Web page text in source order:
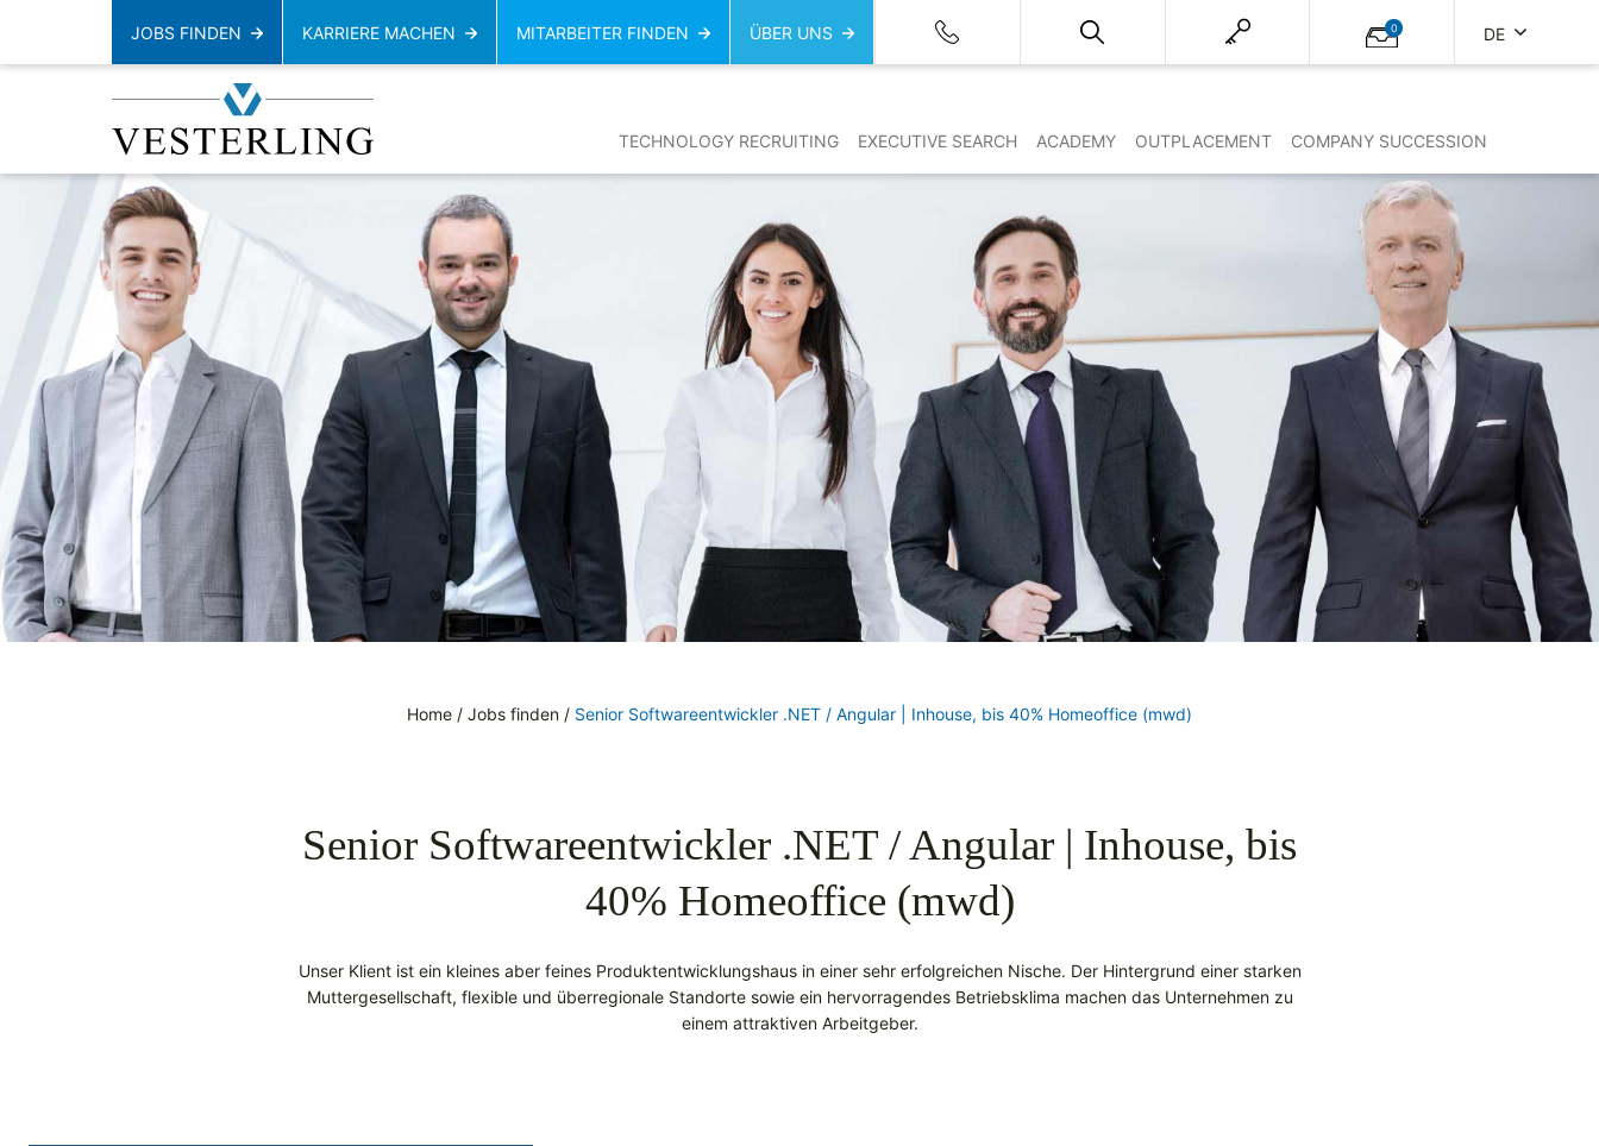
JOBS FINDEN KARRIERE MACHEN MITARBEITER FINDEN ÜBER UNS 0 DE
TECHNOLOGY RECRUITING EXECUTIVE SEARCH ACADEMY OUTPLACEMENT COMPANY SUCCESSION
Home / Jobs finden / Senior Softwareentwickler .NET / Angular | Inhouse, bis 40% Homeoffice (mwd)
Senior Softwareentwickler .NET / Angular | Inhouse, bis
40% Homeoffice (mwd)
Unser Klient ist ein kleines aber feines Produktentwicklungshaus in einer sehr erfolgreichen Nische. Der Hintergrund einer starken
Muttergesellschaft, flexible und überregionale Standorte sowie ein hervorragendes Betriebsklima machen das Unternehmen zu
einem attraktiven Arbeitgeber.